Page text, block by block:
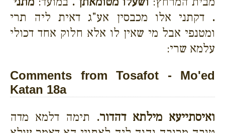
. דקתני אלו מכבסין אע"ג דאית ליה תרי
ומטנפי אבל מי שאין לו אלא חלוק אחד דכולי
עלמא שרי:
Comments from Tosafot - Mo'ed
Katan 18a
ואיסתייעא מילתא דהדור. תימה דלמא מדה